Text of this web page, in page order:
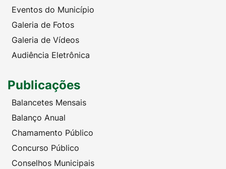
Eventos do Município
Galeria de Fotos
Galeria de Vídeos
Audiência Eletrônica
Publicações
Balancetes Mensais
Balanço Anual
Chamamento Público
Concurso Público
Conselhos Municipais